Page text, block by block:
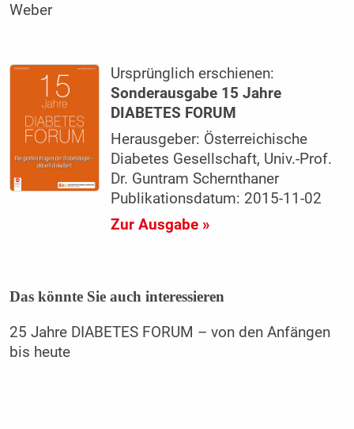
Weber
Ursprünglich erschienen:
Sonderausgabe 15 Jahre
DIABETES FORUM
Herausgeber: Österreichische
Diabetes Gesellschaft, Univ.-Prof.
Dr. Guntram Schernthaner
Publikationsdatum: 2015-11-02
Zur Ausgabe »
Das könnte Sie auch interessieren
25 Jahre DIABETES FORUM – von den Anfängen
bis heute